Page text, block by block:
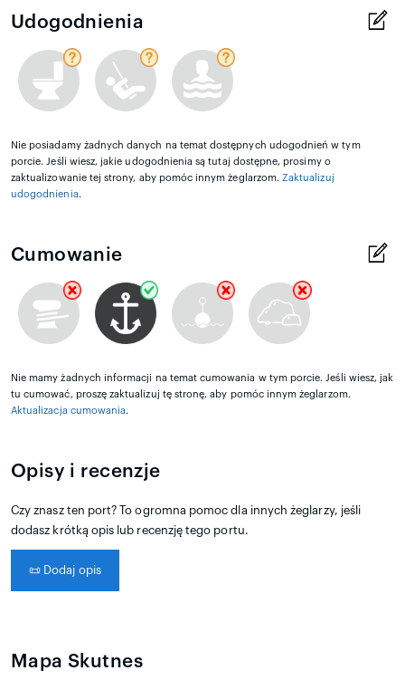
Udogodnienia
Nie posiadamy żadnych danych na temat dostępnych udogodnień w tym
porcie. Jeśli wiesz, jakie udogodnienia są tutaj dostępne, prosimy o
zaktualizowanie tej strony, aby pomóc innym żeglarzom.Zaktualizuj
udogodnienia.
Cumowanie
Nie mamy żadnych informacji na temat cumowania w tym porcie. Jeśli wiesz, jak
tu cumować, proszę zaktualizuj tę stronę, aby pomóc innym żeglarzom.
Aktualizacja cumowania.
Opisy i recenzje
Czy znasz ten port? To ogromna pomoc dla innych żeglarzy, jeśli
dodasz krótką opis lub recenzję tego portu.
📜 Dodaj opis
Mapa Skutnes